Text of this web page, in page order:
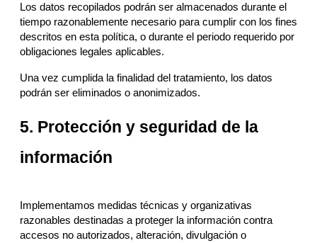
Los datos recopilados podrán ser almacenados durante el
tiempo razonablemente necesario para cumplir con los fines
descritos en esta política, o durante el periodo requerido por
obligaciones legales aplicables.
Una vez cumplida la finalidad del tratamiento, los datos
podrán ser eliminados o anonimizados.
5. Protección y seguridad de la
información
Implementamos medidas técnicas y organizativas
razonables destinadas a proteger la información contra
accesos no autorizados, alteración, divulgación o